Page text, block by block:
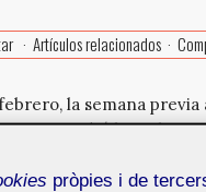
Artículos relacionados
la semana previa
2019, tendrá lugar la
. Durante una
pròpies i de